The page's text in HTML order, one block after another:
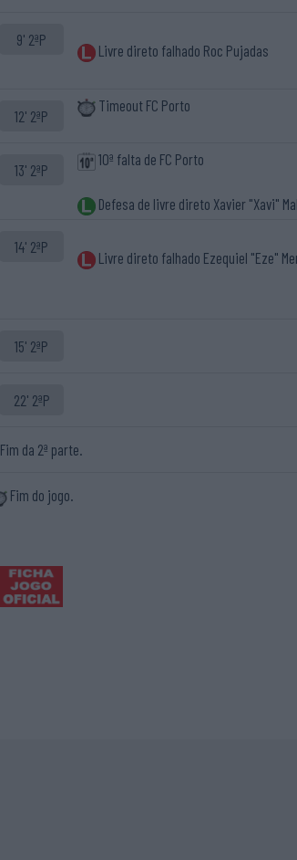
9' 2ªP
Livre direto falhado Roc Pujadas
12' 2ªP
Timeout FC Porto
13' 2ªP
10ª falta de FC Porto
Defesa de livre direto Xavier "Xavi"
14' 2ªP
Livre direto falhado Ezequiel "Eze"
15' 2ªP
22' 2ªP
Fim da 2ª parte.
Fim do jogo.